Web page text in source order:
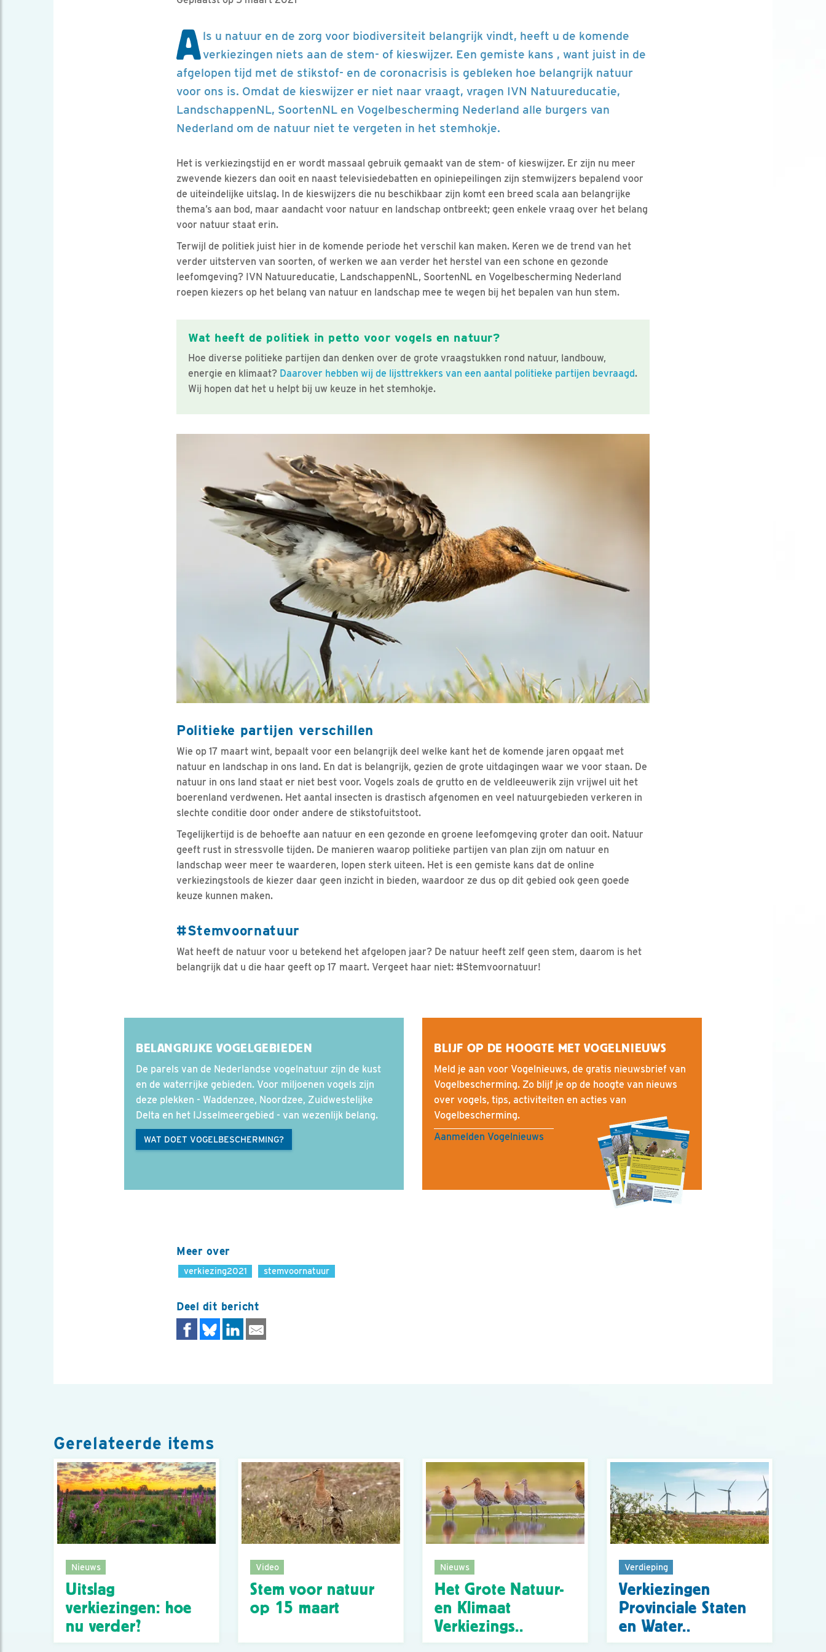
Als u natuur en de zorg voor biodiversiteit belangrijk vindt, heeft u de komende
verkiezingen niets aan de stem- of kieswijzer. Een gemiste kans , want juist in de
afgelopen tijd met de stikstof- en de coronacrisis is gebleken hoe belangrijk natuur
voor ons is. Omdat de kieswijzer er niet naar vraagt, vragen IVN Natuureducatie,
LandschappenNL, SoortenNL en Vogelbescherming Nederland alle burgers van
Nederland om de natuur niet te vergeten in het stemhokje.
Het is verkiezingstijd en er wordt massaal gebruik gemaakt van de stem- of kieswijzer. Er zijn nu meer
zwevende kiezers dan ooit en naast televisiedebatten en opiniepeilingen zijn stemwijzers bepalend voor
de uiteindelijke uitslag. In de kieswijzers die nu beschikbaar zijn komt een breed scala aan belangrijke
thema’s aan bod, maar aandacht voor natuur en landschap ontbreekt; geen enkele vraag over het belang
voor natuur staat erin.
Terwijl de politiek juist hier in de komende periode het verschil kan maken. Keren we de trend van het
verder uitsterven van soorten, of werken we aan verder het herstel van een schone en gezonde
leefomgeving? IVN Natuureducatie, LandschappenNL, SoortenNL en Vogelbescherming Nederland
roepen kiezers op het belang van natuur en landschap mee te wegen bij het bepalen van hun stem.
Wat heeft de politiek in petto voor vogels en natuur?
Hoe diverse politieke partijen dan denken over de grote vraagstukken rond natuur, landbouw,
energie en klimaat? Daarover hebben wij de lijsttrekkers van een aantal politieke partijen bevraagd.
Wij hopen dat het u helpt bij uw keuze in het stemhokje.
Politieke partijen verschillen
Wie op 17 maart wint, bepaalt voor een belangrijk deel welke kant het de komende jaren opgaat met
natuur en landschap in ons land. En dat is belangrijk, gezien de grote uitdagingen waar we voor staan. De
natuur in ons land staat er niet best voor. Vogels zoals de grutto en de veldleeuwerik zijn vrijwel uit het
boerenland verdwenen. Het aantal insecten is drastisch afgenomen en veel natuurgebieden verkeren in
slechte conditie door onder andere de stikstofuitstoot.
Tegelijkertijd is de behoefte aan natuur en een gezonde en groene leefomgeving groter dan ooit. Natuur
geeft rust in stressvolle tijden. De manieren waarop politieke partijen van plan zijn om natuur en
landschap weer meer te waarderen, lopen sterk uiteen. Het is een gemiste kans dat de online
verkiezingstools de kiezer daar geen inzicht in bieden, waardoor ze dus op dit gebied ook geen goede
keuze kunnen maken.
#Stemvoornatuur
Wat heeft de natuur voor u betekend het afgelopen jaar? De natuur heeft zelf geen stem, daarom is het
belangrijk dat u die haar geeft op 17 maart. Vergeet haar niet: #Stemvoornatuur!
BELANGRIJKE VOGELGEBIEDEN
De parels van de Nederlandse vogelnatuur zijn de kust
en de waterrijke gebieden. Voor miljoenen vogels zijn
deze plekken - Waddenzee, Noordzee, Zuidwestelijke
Delta en het IJsselmeergebied - van wezenlijk belang.
WAT DOET VOGELBESCHERMING?
BLIJF OP DE HOOGTE MET VOGELNIEUWS
Meld je aan voor Vogelnieuws, de gratis nieuwsbrief van
Vogelbescherming. Zo blijf je op de hoogte van nieuws
over vogels, tips, activiteiten en acties van
Vogelbescherming.
Aanmelden Vogelnieuws
Meer over
verkiezing2021 stemvoornatuur
Deel dit bericht
Gerelateerde items
Nieuws
Uitslag
verkiezingen: hoe
nu verder?
Video
Stem voor natuur
op 15 maart
Nieuws
Het Grote Natuur-
en Klimaat
Verkiezings..
Verdieping
Verkiezingen
Provinciale Staten
en Water..